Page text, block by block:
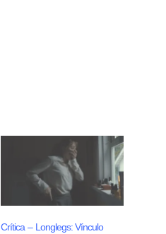
Crítica – Longlegs: Vínculo